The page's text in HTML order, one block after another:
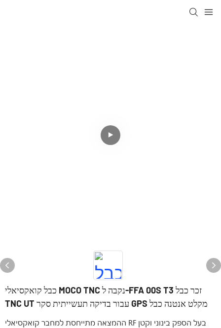
כבל קואקסיאלי MOCO TNC נקבה ל-FFA 00S T3 זכר כבל
TNC UT עבור בדיקה תעשייתית סקר GPS מקלט אנטנה כבל
ההמצאה מתייחסת למחבר קואקסיאלי RF בעל הספק בינוני וקטן